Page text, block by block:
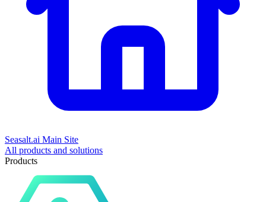
Seasalt.ai Main Site
All products and solutions
Products